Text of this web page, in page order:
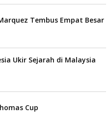
Tembus Empat Besar
Ukir Sejarah di Malaysia
Cup